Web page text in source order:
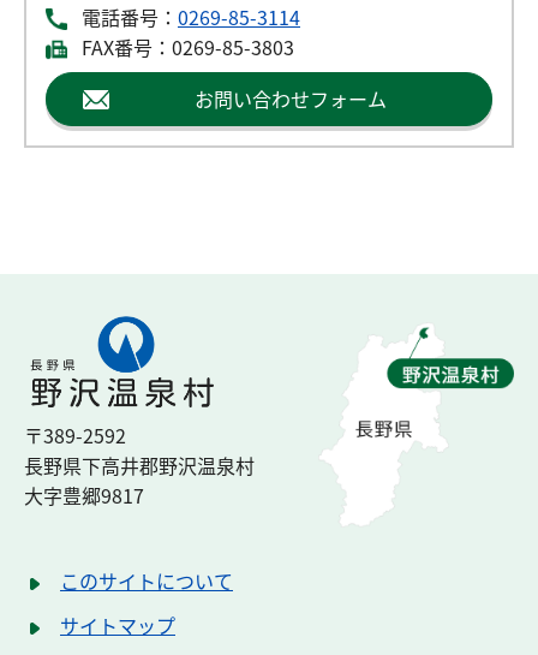
電話番号： 0269-85-3114
FAX番号：0269-85-3803
お問い合わせフォーム
〒389-2592
長野県下高井郡野沢温泉村
大字豊郷9817
このサイトについて
サイトマップ